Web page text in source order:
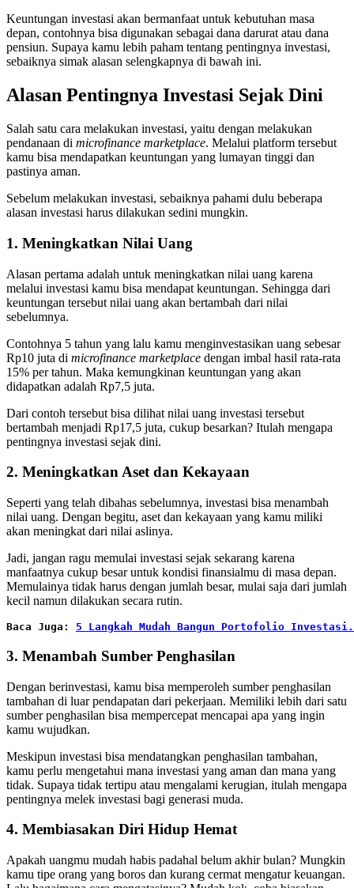
Keuntungan investasi akan bermanfaat untuk kebutuhan masa
depan, contohnya bisa digunakan sebagai dana darurat atau dana
pensiun. Supaya kamu lebih paham tentang pentingnya investasi,
sebaiknya simak alasan selengkapnya di bawah ini.
Alasan Pentingnya Investasi Sejak Dini
Salah satu cara melakukan investasi, yaitu dengan melakukan
pendanaan di microfinance marketplace. Melalui platform tersebut
kamu bisa mendapatkan keuntungan yang lumayan tinggi dan
pastinya aman.
Sebelum melakukan investasi, sebaiknya pahami dulu beberapa
alasan investasi harus dilakukan sedini mungkin.
1. Meningkatkan Nilai Uang
Alasan pertama adalah untuk meningkatkan nilai uang karena
melalui investasi kamu bisa mendapat keuntungan. Sehingga dari
keuntungan tersebut nilai uang akan bertambah dari nilai
sebelumnya.
Contohnya 5 tahun yang lalu kamu menginvestasikan uang sebesar
Rp10 juta di microfinance marketplace dengan imbal hasil rata-rata
15% per tahun. Maka kemungkinan keuntungan yang akan
didapatkan adalah Rp7,5 juta.
Dari contoh tersebut bisa dilihat nilai uang investasi tersebut
bertambah menjadi Rp17,5 juta, cukup besarkan? Itulah mengapa
pentingnya investasi sejak dini.
2. Meningkatkan Aset dan Kekayaan
Seperti yang telah dibahas sebelumnya, investasi bisa menambah
nilai uang. Dengan begitu, aset dan kekayaan yang kamu miliki
akan meningkat dari nilai aslinya.
Jadi, jangan ragu memulai investasi sejak sekarang karena
manfaatnya cukup besar untuk kondisi finansialmu di masa depan.
Memulainya tidak harus dengan jumlah besar, mulai saja dari jumlah
kecil namun dilakukan secara rutin.
Baca Juga: 5 Langkah Mudah Bangun Portofolio
3. Menambah Sumber Penghasilan
Dengan berinvestasi, kamu bisa memperoleh sumber penghasilan
tambahan di luar pendapatan dari pekerjaan. Memiliki lebih dari satu
sumber penghasilan bisa mempercepat mencapai apa yang ingin
kamu wujudkan.
Meskipun investasi bisa mendatangkan penghasilan tambahan,
kamu perlu mengetahui mana investasi yang aman dan mana yang
tidak. Supaya tidak tertipu atau mengalami kerugian, itulah mengapa
pentingnya melek investasi bagi generasi muda.
4. Membiasakan Diri Hidup Hemat
Apakah uangmu mudah habis padahal belum akhir bulan? Mungkin
kamu tipe orang yang boros dan kurang cermat mengatur keuangan.